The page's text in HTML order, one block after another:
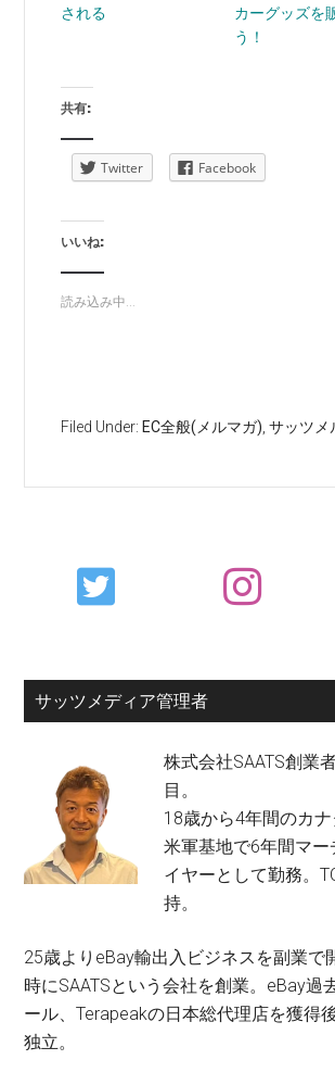
される
カーグッズを
う！
共有:
Twitter Facebook
いいね:
読み込み中...
Filed Under: EC全般(メルマガ) ,サッツメ
Primary
Sidebar
サッツメディア管理者
株式会社SAATS創
目。
18歳から4年間のカ
米軍基地で6年間マ
イヤーとして勤務。
持。
25歳よりeBay輸出入ビジネスを副業で
時にSAATSという会社を創業。eBay過
ール、Terapeakの日本総代理店を獲得
独立。